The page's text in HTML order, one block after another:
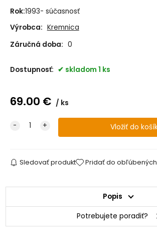
Rok:1993- súčasnosť
Výrobca: Kremnica
Záručná doba: 0
Dostupnosť: skladom 1 ks
69.00 € ks
Sledovať produkt Pridať do obľúbených
Popis
Potrebujete poradiť?